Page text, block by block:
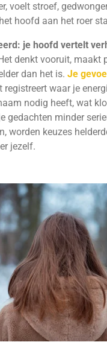
voelt stroef,
hoofd aan het roer
je hoofd vertelt
denkt vooruit, maakt
dan het is. Je
registreert waar je
nodig heeft, wat
gedachten minder
worden keuzes
jezelf.